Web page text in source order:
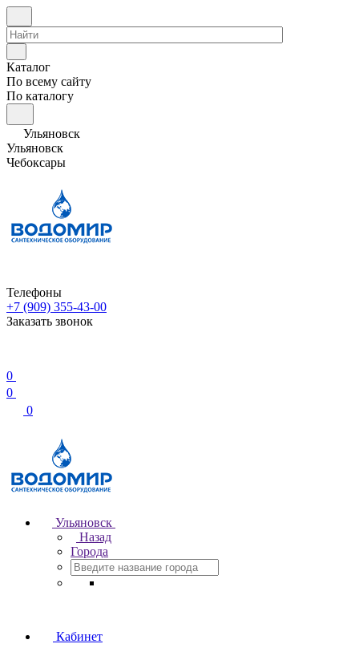
Каталог
По всему сайту
По каталогу
Ульяновск
Ульяновск
Чебоксары
Телефоны
+7 (909) 355-43-00
Заказать звонок
0
0
0
Ульяновск
Назад
Города
Кабинет